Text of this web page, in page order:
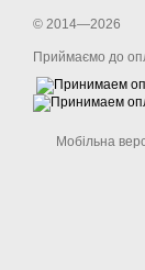
© 2014—2026
Приймаємо до
Мобільна